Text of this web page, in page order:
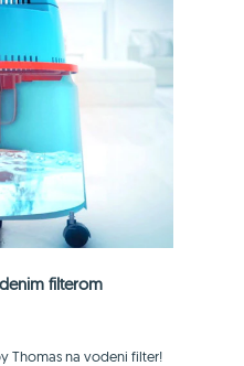
filterom
Thomas na vodeni filter!